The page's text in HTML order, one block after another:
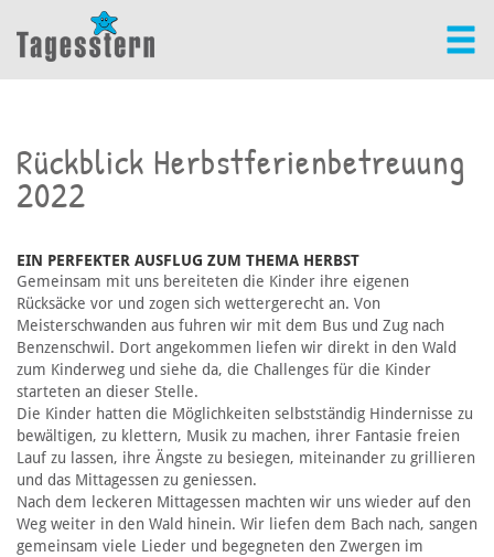
Rückblick Herbstferienbetreuung
2022
EIN PERFEKTER AUSFLUG ZUM THEMA HERBST
Gemeinsam mit uns bereiteten die Kinder ihre eigenen
Rücksäcke vor und zogen sich wettergerecht an. Von
Meisterschwanden aus fuhren wir mit dem Bus und Zug nach
Benzenschwil. Dort angekommen liefen wir direkt in den Wald
zum Kinderweg und siehe da, die Challenges für die Kinder
starteten an dieser Stelle.
Die Kinder hatten die Möglichkeiten selbstständig Hindernisse zu
bewältigen, zu klettern, Musik zu machen, ihrer Fantasie freien
Lauf zu lassen, ihre Ängste zu besiegen, miteinander zu grillieren
und das Mittagessen zu geniessen.
Nach dem leckeren Mittagessen machten wir uns wieder auf den
Weg weiter in den Wald hinein. Wir liefen dem Bach nach, sangen
gemeinsam viele Lieder und begegneten den Zwergen im